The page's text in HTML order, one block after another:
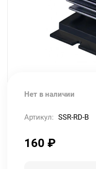
Нет в наличии
Артикул: SSR-RD-B
160 ₽